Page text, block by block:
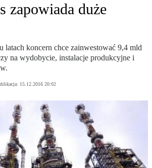
zapowiada duże
latach koncern chce zainwestować 9,4 mld
na wydobycie, instalacje produkcyjne i
15.12.2016 20:02